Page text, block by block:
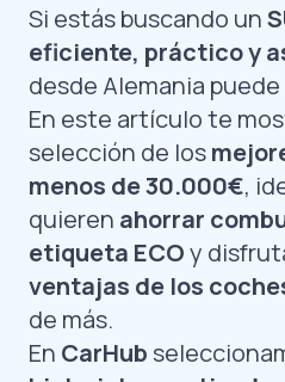
Si estás buscando un
eficiente, práctico y
desde Alemania
En este artículo te
selección de los
menos de 30.000€,
quieren ahorrar
etiqueta ECOy
ventajas de los
de más.
En CarHub